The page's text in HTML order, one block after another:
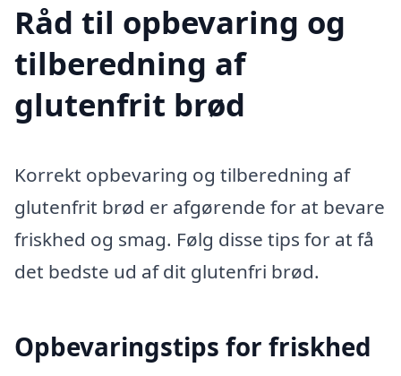
Råd til opbevaring og
tilberedning af
glutenfrit brød
Korrekt opbevaring og tilberedning af
glutenfrit brød er afgørende for at bevare
friskhed og smag. Følg disse tips for at få
det bedste ud af dit glutenfri brød.
Opbevaringstips for friskhed